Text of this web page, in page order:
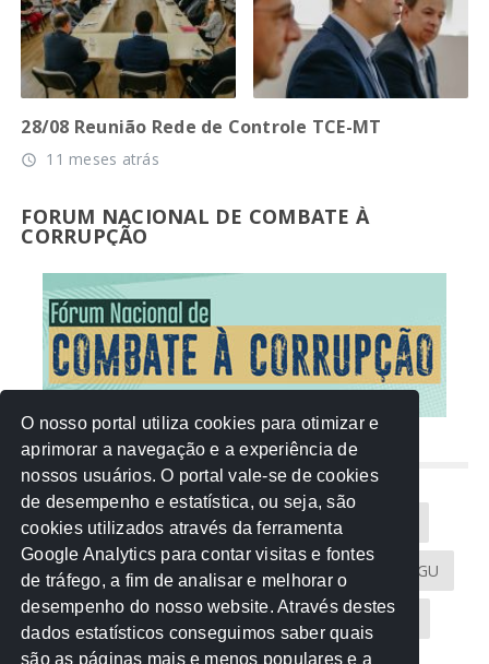
28/08 Reunião Rede de Controle TCE-MT
access_time 11 meses atrás
FORUM NACIONAL DE COMBATE À
CORRUPÇÃO
NUVEM DE TAGS
Acontece na Rede AGU AMM
Atricon Audicom CAU-MT CGU
CREA-MT Eventos MPC-MT MPE-MT
O nosso portal utiliza cookies para otimizar e
aprimorar a navegação e a experiência de
nossos usuários. O portal vale-se de cookies
de desempenho e estatística, ou seja, são
cookies utilizados através da ferramenta
Google Analytics para contar visitas e fontes
de tráfego, a fim de analisar e melhorar o
desempenho do nosso website. Através destes
dados estatísticos conseguimos saber quais
são as páginas mais e menos populares e a